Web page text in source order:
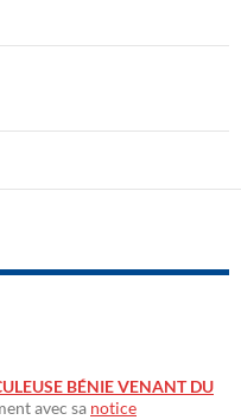
BÉNIE VENANT DU
avec sa notice